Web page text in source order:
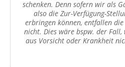
schenken. Denn sofern wir als
also die Zur-Verfügung-
erbringen können, entfallen
nicht. Dies wäre bspw. der Fall,
aus Vorsicht oder Krankheit